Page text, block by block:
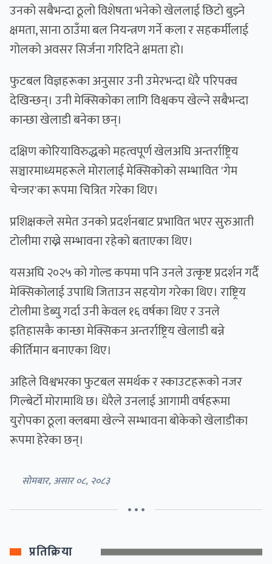
उनको सबैभन्दा ठूलो विशेषता भनेको खेललाई छिटो बुझ्ने
क्षमता, साना ठाउँमा बल नियन्त्रण गर्ने कला र सहकर्मीलाई
गोलको अवसर सिर्जना गरिदिने क्षमता हो।
फुटबल विज्ञहरूका अनुसार उनी उमेरभन्दा धेरै परिपक्व
देखिन्छन्। उनी मेक्सिकोका लागि विश्वकप खेल्ने सबैभन्दा
कान्छा खेलाडी बनेका छन्।
दक्षिण कोरियाविरुद्धको महत्वपूर्ण खेलअघि अन्तर्राष्ट्रिय
सञ्चारमाध्यमहरूले मोरालाई मेक्सिकोको सम्भावित 'गेम
चेन्जर'का रूपमा चित्रित गरेका थिए।
प्रशिक्षकले समेत उनको प्रदर्शनबाट प्रभावित भएर सुरुआती
टोलीमा राख्ने सम्भावना रहेको बताएका थिए।
यसअघि २०२५ को गोल्ड कपमा पनि उनले उत्कृष्ट प्रदर्शन गर्दै
मेक्सिकोलाई उपाधि जिताउन सहयोग गरेका थिए। राष्ट्रिय
टोलीमा डेब्यु गर्दा उनी केवल १६ वर्षका थिए र उनले
इतिहासकै कान्छा मेक्सिकन अन्तर्राष्ट्रिय खेलाडी बन्ने
कीर्तिमान बनाएका थिए।
अहिले विश्वभरका फुटबल समर्थक र स्काउटहरूको नजर
गिल्बेर्टो मोरामाथि छ। धेरैले उनलाई आगामी वर्षहरूमा
युरोपका ठूला क्लबमा खेल्ने सम्भावना बोकेको खेलाडीका
रूपमा हेरेका छन्।
सोमबार, असार ०८, २०८३
• • •
प्रतिक्रिया